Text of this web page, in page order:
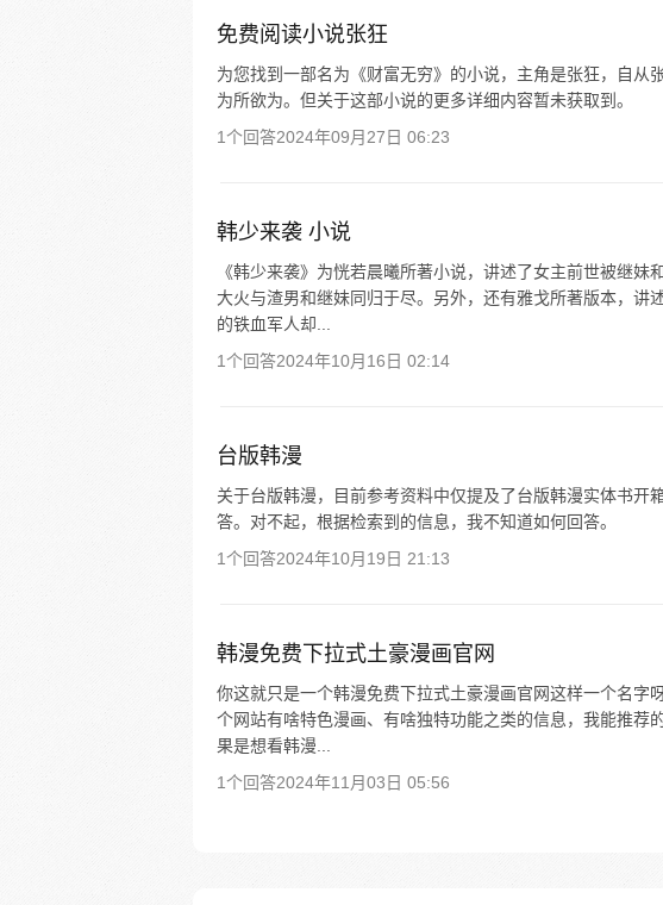
免费阅读小说张狂
为您找到一部名为《财富无穷》的小说，主角是张狂，自从
为所欲为。但关于这部小说的更多详细内容暂未获取到。
1个回答2024年09月27日 06:23
韩少来袭 小说
《韩少来袭》为恍若晨曦所著小说，讲述了女主前世被继
大火与渣男和继妹同归于尽。另外，还有雅戈所著版本，讲
的铁血军人却...
1个回答2024年10月16日 02:14
台版韩漫
关于台版韩漫，目前参考资料中仅提及了台版韩漫实体书开
答。对不起，根据检索到的信息，我不知道如何回答。
1个回答2024年10月19日 21:13
韩漫免费下拉式土豪漫画官网
你这就只是一个韩漫免费下拉式土豪漫画官网这样一个名字
个网站有啥特色漫画、有啥独特功能之类的信息，我能推荐
果是想看韩漫...
1个回答2024年11月03日 05:56